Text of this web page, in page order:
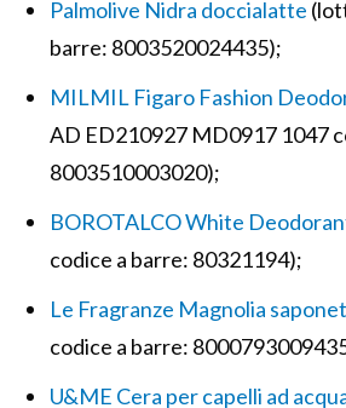
Palmolive Nidra doccialatte
barre: 8003520024435);
MILMIL Figaro Fashion
AD ED210927 MD0917 1047
8003510003020);
BOROTALCO White
codice a barre: 80321194);
Le Fragranze Magnolia
codice a barre:
U&ME Cera per capelli ad